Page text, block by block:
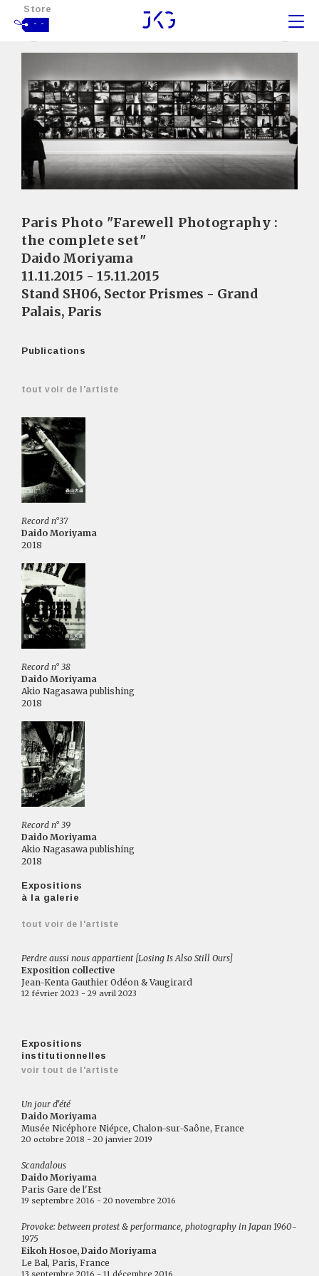
Store
- -
Paris Photo "Farewell Photography :
the complete set"
Daido Moriyama
11.11.2015 - 15.11.2015
Stand SH06, Sector Prismes - Grand
Palais, Paris
Publications
tout voir de l'artiste
Record n°37
Daido Moriyama
2018
Record n° 38
Daido Moriyama
Akio Nagasawa publishing
2018
Record n° 39
Daido Moriyama
Akio Nagasawa publishing
2018
Expositions
à la galerie
tout voir de l'artiste
Perdre aussi nous appartient [Losing Is Also Still Ours]
Exposition collective
Jean-Kenta Gauthier Odéon & Vaugirard
12 février 2023 - 29 avril 2023
Expositions
institutionnelles
voir tout de l'artiste
Un jour d'été
Daido Moriyama
Musée Nicéphore Niépce, Chalon-sur-Saône, France
20 octobre 2018 - 20 janvier 2019
Scandalous
Daido Moriyama
Paris Gare de l'Est
19 septembre 2016 - 20 novembre 2016
Provoke: between protest & performance, photography in Japan 1960-
1975
Eikoh Hosoe, Daido Moriyama
Le Bal, Paris, France